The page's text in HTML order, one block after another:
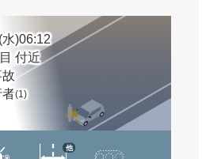
)06:12
付近
(1)
他